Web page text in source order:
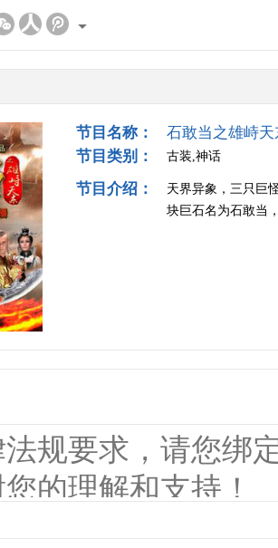
节目名称：
石敢当之雄峙天
节目类别：
古装,神话
节目介绍：
天界异象，三只巨
块巨石名为石敢当